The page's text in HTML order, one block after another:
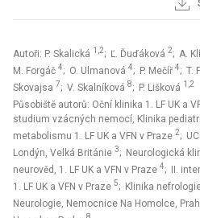
Autoři: P. Skalická 1,2; Ľ. Ďuďáková 2; A.
M. Forgáč 4; O. Ulmanová 4; P. Mečíř 4; T.
Skovajsa 7; V. Skalníková 8; P. Lišková 1,2
Působiště autorů: Oční klinika 1. LF UK a
studium vzácných nemocí, Klinika
metabolismu 1. LF UK a VFN v Praze 2;
Londýn, Velká Británie 3; Neurologická
neurověd, 1. LF UK a VFN v Praze 4; II.
1. LF UK a VFN v Praze 5; Klinika
Neurologie, Nemocnice Na Homolce,